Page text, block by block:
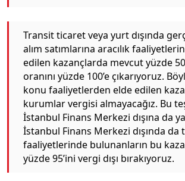
Transit ticaret veya yurt dışında
alım satımlarına aracılık
edilen kazançlarda mevcut yüzde
oranını yüzde 100’e çıkarıyoruz.
konu faaliyetlerden elde edilen
kurumlar vergisi almayacağız. Bu
İstanbul Finans Merkezi dışına da
İstanbul Finans Merkezi dışında
faaliyetlerinde bulunanların bu
yüzde 95’ini vergi dışı bırakıyoruz.